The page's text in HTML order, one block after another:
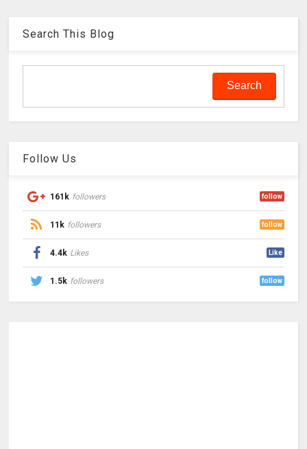
Search This Blog
Follow Us
161k followers follow
11k followers follow
4.4k Likes Like
1.5k followers follow